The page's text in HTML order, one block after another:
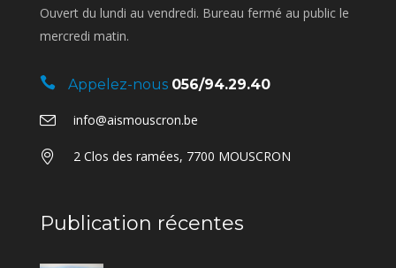
Ouvert du lundi au vendredi. Bureau fermé au public le
mercredi matin.
Appelez-nous 056/94.29.40
info@aismouscron.be
2 Clos des ramées, 7700 MOUSCRON
Publication récentes